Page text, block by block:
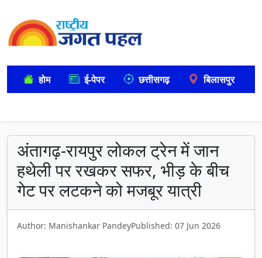
होम ई-पेपर छत्तीसगढ़ बिलासपुर
अंतागढ़-रायपुर लोकल ट्रेन में जान
हथेली पर रखकर सफर, भीड़ के बीच
गेट पर लटकने को मजबूर यात्री
Author: Manishankar PandeyPublished: 07 Jun 2026